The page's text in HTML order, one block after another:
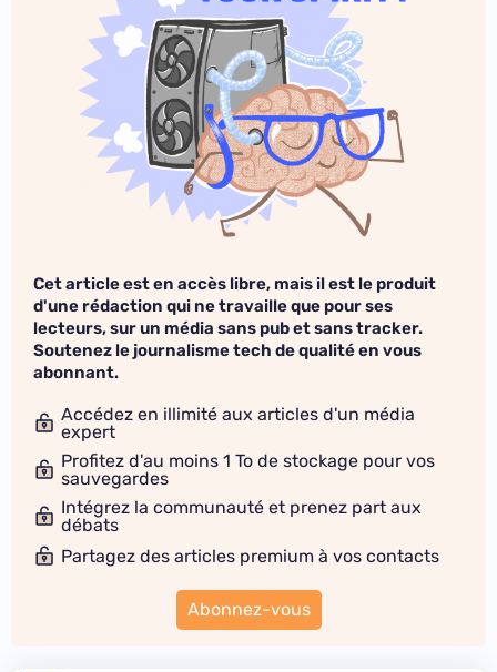
Cet article est en accès libre, mais il est le produit
d'une rédaction qui ne travaille que pour ses
lecteurs, sur un média sans pub et sans tracker.
Soutenez le journalisme tech de qualité en vous
abonnant.
Accédez en illimité aux articles d'un média
expert
Profitez d'au moins 1 To de stockage pour vos
sauvegardes
Intégrez la communauté et prenez part aux
débats
Partagez des articles premium à vos contacts
Abonnez-vous